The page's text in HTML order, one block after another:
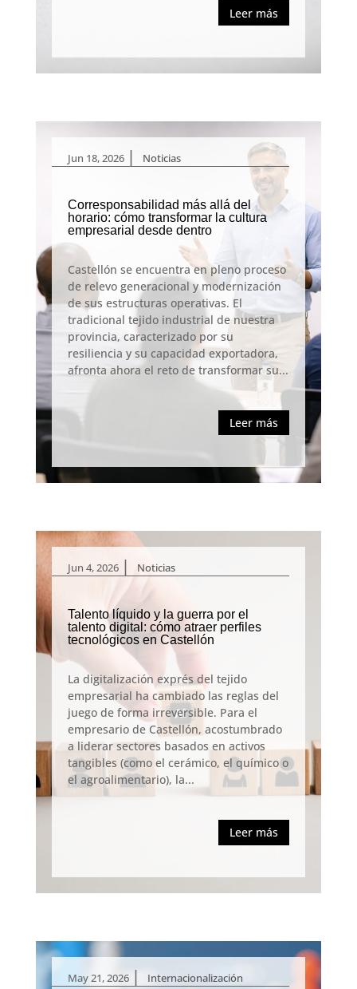
Leer más
Jun 18, 2026 | Noticias
Corresponsabilidad más allá del
horario: cómo transformar la cultura
empresarial desde dentro
Castellón se encuentra en pleno proceso
de relevo generacional y modernización
de sus estructuras operativas. El
tradicional tejido industrial de nuestra
provincia, caracterizado por su
resiliencia y su capacidad exportadora,
afronta ahora el reto de transformar su...
Leer más
Jun 4, 2026 | Noticias
Talento líquido y la guerra por el
talento digital: cómo atraer perfiles
tecnológicos en Castellón
La digitalización exprés del tejido
empresarial ha cambiado las reglas del
juego de forma irreversible. Para el
empresario de Castellón, acostumbrado
a liderar sectores basados en activos
tangibles (como el cerámico, el químico o
el agroalimentario), la...
Leer más
May 21, 2026 | Internacionalización